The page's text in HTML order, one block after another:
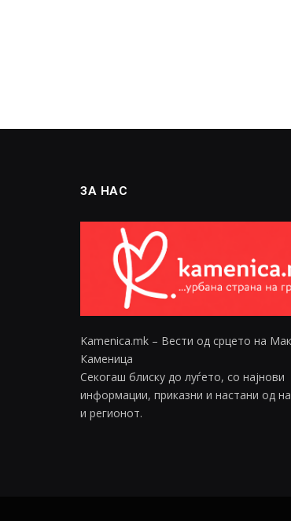
ЗА НАС
Kamenica.mk – Вести од срцето на
Каменица
Секогаш блиску до луѓето, со најнови
информации, приказни и настани од
и регионот.